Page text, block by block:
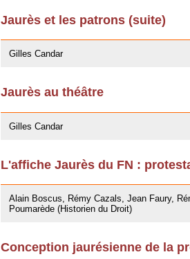
Jaurès et les patrons (suite)
Gilles Candar
Jaurès au théâtre
Gilles Candar
L'affiche Jaurès du FN :
Alain Boscus, Rémy Cazals, Jean Faury,
Poumarède (Historien du Droit)
Conception jaurésienne de la